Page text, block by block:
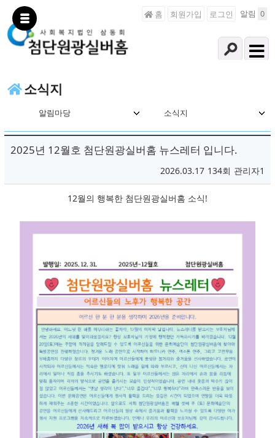
홈 회원가입 로그인 알림 0
소식지
소식지
알림마당
2025년 12월호 첨단원광실버홈 뉴스레터 입니다.
관리자1
134회
2026.03.17
12월의 행복한 첨단원광실버홈 소식!